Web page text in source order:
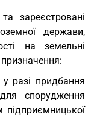
зареєстровані
держави,
на земельні
разі придбання
спорудження
підприємницької